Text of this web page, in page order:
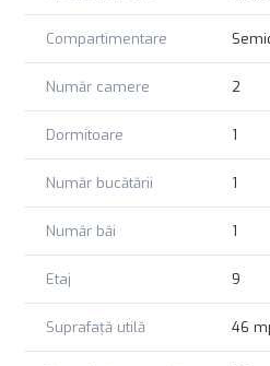
proprie. Disponibil acum!
Compartimentare
Număr camere 2
Dormitoare 1
Număr bucătării 1
Număr băi 1
Etaj 9
Suprafață utilă 46